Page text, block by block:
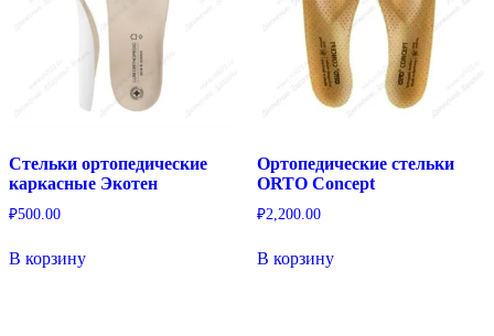
Стельки ортопедические
каркасные Экотен
₽500.00
В корзину
Ортопедические стельки
ORTO Concept
₽2,200.00
В корзину